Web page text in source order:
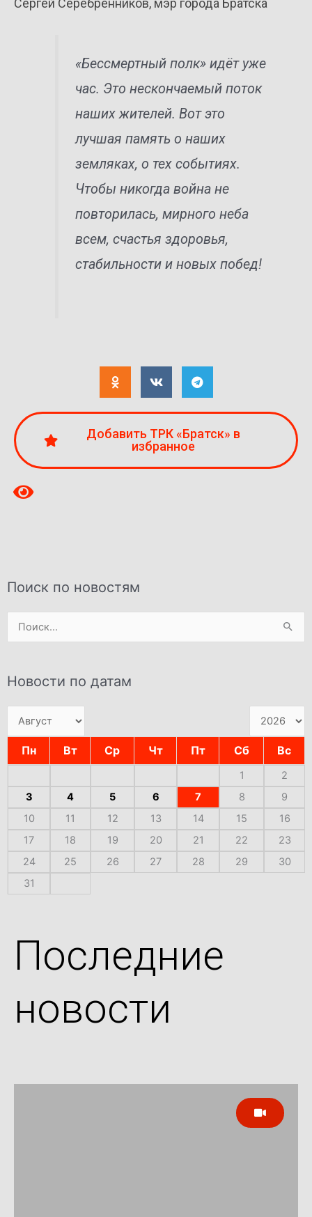
Сергей Серебренников, мэр города Братска
«Бессмертный полк» идёт уже
час. Это нескончаемый поток
наших жителей. Вот это
лучшая память о наших
земляках, о тех событиях.
Чтобы никогда война не
повторилась, мирного неба
всем, счастья здоровья,
стабильности и новых побед!
Добавить ТРК «Братск» в
избранное
Поиск по новостям
Поиск:
Новости по датам
Пн Вт Ср Чт Пт Сб Вс
1
2
3
4 5 6 7 8
9
10
11 12 13 14 15
16
17
18 19 20 21 22
23
24
25 26 27 28 29
30
31
Последние
новости